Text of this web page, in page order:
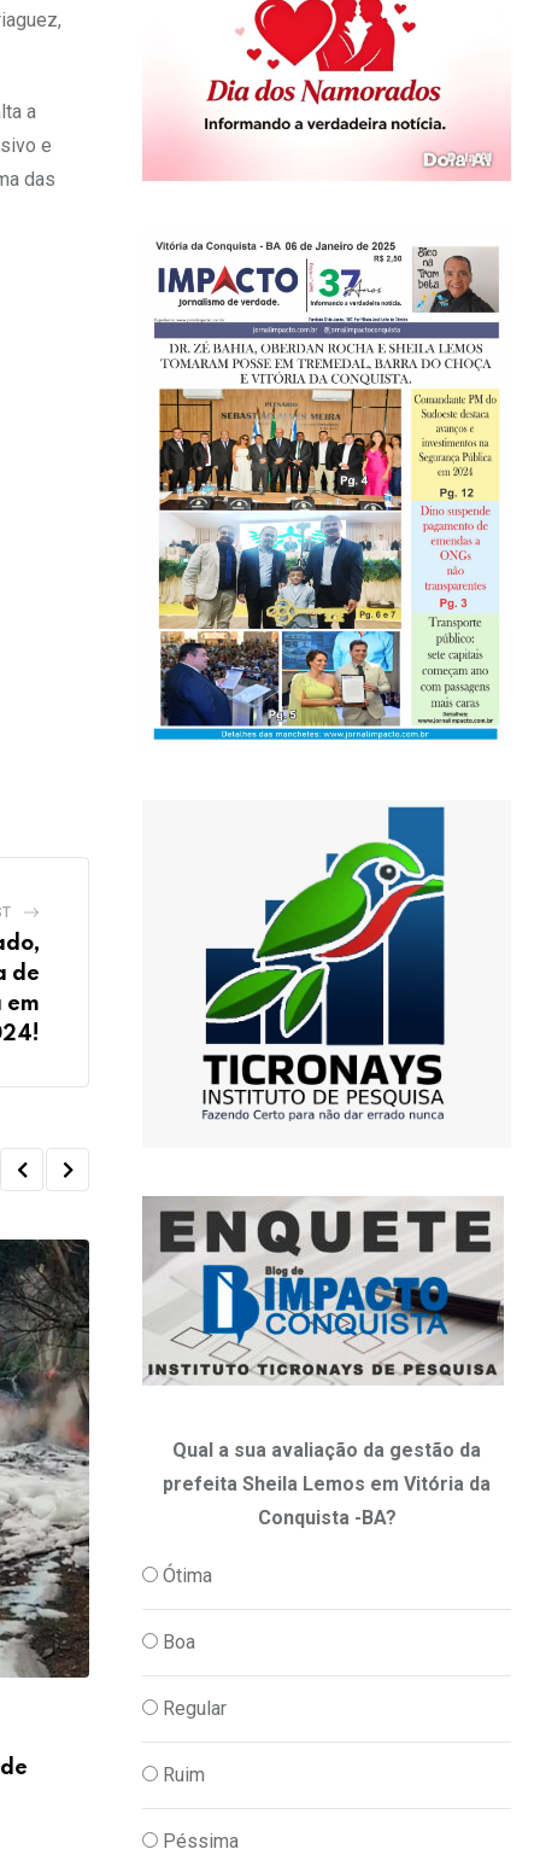
a
e
das
de
em
,
Homem é preso por atacar três pessoas
06/08/2026
Qual a sua avaliação da gestão da
prefeita Sheila Lemos em Vitória da
Conquista -BA?
Ótima
Boa
Regular
Ruim
Péssima